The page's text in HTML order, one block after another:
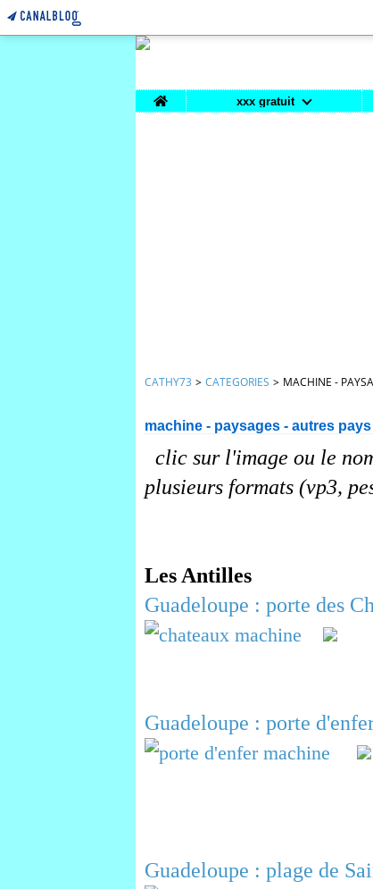
Home xxx gratuit
CATHY73 > CATEGORIES > MACHINE -
machine - paysages - autres pays
clic sur l'image ou le
plusieurs formats (vp3,
Les Antilles
Guadeloupe : porte des
Guadeloupe : porte
Guadeloupe : plage de